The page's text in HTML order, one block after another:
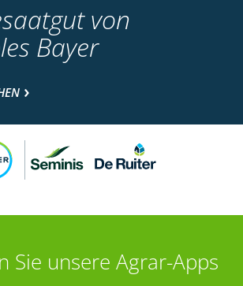
von
Bayer
Sie unsere Agrar-Apps